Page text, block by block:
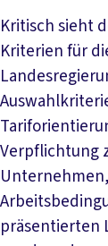
Kritisch sieht
Kriterien für
Verpflichtung
präsentierten